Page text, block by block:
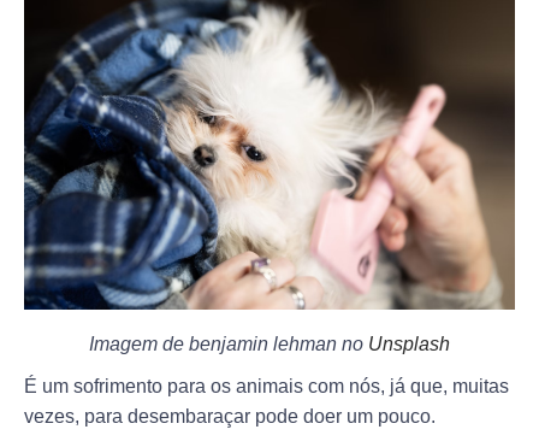
Imagem de benjamin lehman no Unsplash
É um sofrimento para os animais com nós, já que, muitas
vezes, para desembaraçar pode doer um pouco.